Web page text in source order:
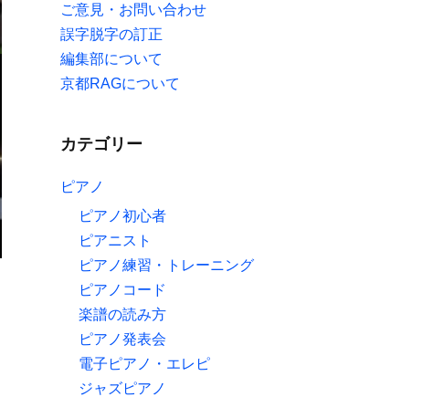
ご意見・お問い合わせ
誤字脱字の訂正
編集部について
京都RAGについて
カテゴリー
ピアノ
ピアノ初心者
ピアニスト
ピアノ練習・トレーニング
ピアノコード
楽譜の読み方
ピアノ発表会
電子ピアノ・エレピ
ジャズピアノ